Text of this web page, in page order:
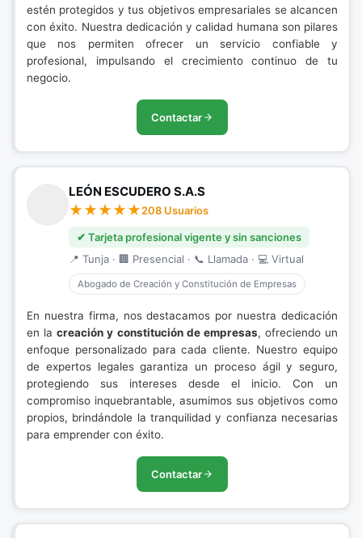
estén protegidos y tus objetivos empresariales se alcancen
con éxito. Nuestra dedicación y calidad humana son pilares
que nos permiten ofrecer un servicio confiable y
profesional, impulsando el crecimiento continuo de tu
negocio.
Contactar
LEÓN ESCUDERO S.A.S
208 Usuarios
✔ Tarjeta profesional vigente y sin sanciones
📍 Tunja · 🏢 Presencial · 📞 Llamada · 💻 Virtual
Abogado de Creación y Constitución de Empresas
En nuestra firma, nos destacamos por nuestra dedicación
en lacreación y constitución de empresas, ofreciendo un
enfoque personalizado para cada cliente. Nuestro equipo
de expertos legales garantiza un proceso ágil y seguro,
protegiendo sus intereses desde el inicio. Con un
compromiso inquebrantable, asumimos sus objetivos como
propios, brindándole la tranquilidad y confianza necesarias
para emprender con éxito.
Contactar